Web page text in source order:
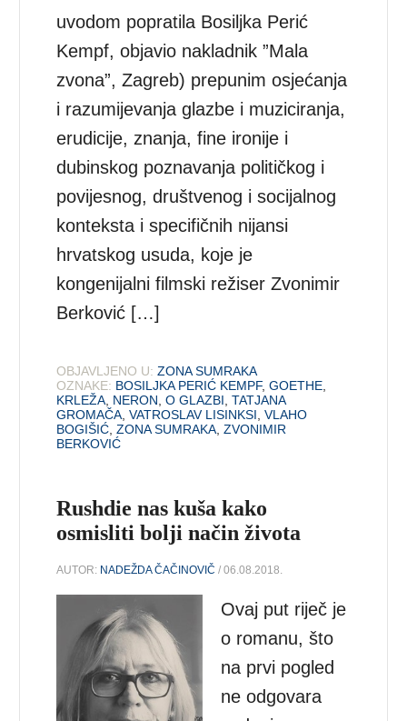
uvodom popratila Bosiljka Perić
Kempf, objavio nakladnik ”Mala
zvona”, Zagreb) prepunim osjećanja
i razumijevanja glazbe i muziciranja,
erudicije, znanja, fine ironije i
dubinskog poznavanja političkog i
povijesnog, društvenog i socijalnog
konteksta i specifičnih nijansi
hrvatskog usuda, koje je
kongenijalni filmski režiser Zvonimir
Berković […]
OBJAVLJENO U: ZONA SUMRAKA
OZNAKE: BOSILJKA PERIĆ KEMPF,GOETHE
KRLEŽA NERON ,O GLAZBI ,TATJANA
GROMAČA ,VATROSLAV LISINKSI ,VLAHO
BOGIŠIĆ ,ZONA SUMRAKA ,ZVONIMIR
BERKOVIĆ
Rushdie nas kuša kako
osmisliti bolji način života
AUTOR: NADEŽDA ČAČINOVIČ / 06.08.2018.
Ovaj put riječ je
o romanu, što
na prvi pogled
ne odgovara